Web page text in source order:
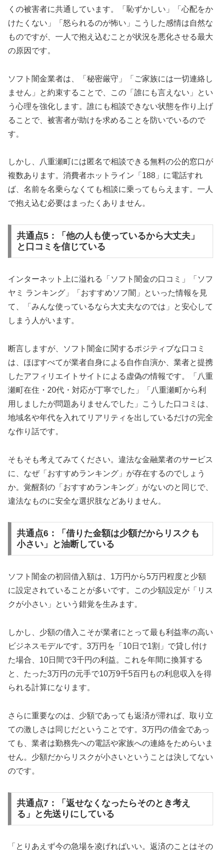
くの被害者に共通しています。「恥ずかしい」「心配をか
けたくない」「怒られるのが怖い」こうした感情は自然な
ものですが、一人で抱え込むことが状況を悪化させる最大
の原因です。
ソフト闇金業者は、「秘密厳守」「ご家族には一切連絡し
ません」と約束することで、この「誰にも言えない」とい
う心理を強化します。誰にも相談できない状態を作り上げ
ることで、被害者が助けを求めることを防いでいるので
す。
しかし、八重瀬町には匿名で相談できる無料の公的窓口が
複数あります。消費者ホットライン「188」に電話すれ
ば、名前を名乗らなくても相談に乗ってもらえます。一人
で抱え込む必要はまったくありません。
共通点5：「他の人も使っているから大丈夫」
と口コミを信じている
インターネット上に溢れる「ソフト闇金の口コミ」「ソフ
ヤミ ランキング」「おすすめソフ闇」といった情報を見
て、「みんな使っているなら大丈夫なのでは」と安心して
しまう人がいます。
断言しますが、ソフト闇金に関するポジティブな口コミ
は、ほぼすべてが業者自身による自作自演か、業者と提携
したアフィリエイトサイトによる虚偽の情報です。「八重
瀬町在住・20代・対応が丁寧でした」「八重瀬町から利
用しましたが問題ありませんでした」こうした口コミは、
地域名や年代を入れてリアリティを出しているだけの完全
な作り話です。
そもそも考えてみてください。違法な金融業者のサービス
に、なぜ「おすすめランキング」が存在するのでしょう
か。覚醒剤の「おすすめランキング」がないのと同じで、
違法なものに安全な選択肢などありません。
共通点6：「借りた金額は少額だからリスクも
小さい」と油断している
ソフト闇金の初回借入額は、1万円から5万円程度と少額
に設定されていることが多いです。この少額設定が「リス
クが小さい」という錯覚を生みます。
しかし、少額の借入こそが業者にとって最も利益率の高い
ビジネスモデルです。3万円を「10日で1割」で貸し付け
た場合、10日間で3千円の利益。これを年間に換算する
と、たった3万円の元手で10万9千5百円もの利息収入を得
られる計算になります。
さらに重要なのは、少額であっても返済が滞れば、取り立
ての激しさは同じだということです。3万円の借金であっ
ても、業者は勤務先への電話や家族への連絡をためらいま
せん。少額だからリスクが小さいということは決してない
のです。
共通点7：「返せなくなったらそのとき考え
る」と先送りにしている
「とりあえず今の急場を凌げればいい。返済のことはその